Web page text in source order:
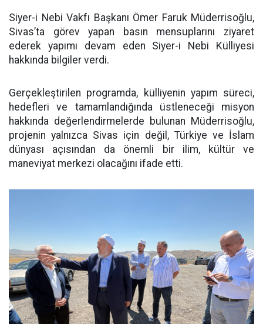
Siyer-i Nebi Vakfı Başkanı Ömer Faruk Müderrisoğlu,
Sivas’ta görev yapan basın mensuplarını ziyaret
ederek yapımı devam eden Siyer-i Nebi Külliyesi
hakkında bilgiler verdi.
Gerçekleştirilen programda, külliyenin yapım süreci,
hedefleri ve tamamlandığında üstleneceği misyon
hakkında değerlendirmelerde bulunan Müderrisoğlu,
projenin yalnızca Sivas için değil, Türkiye ve İslam
dünyası açısından da önemli bir ilim, kültür ve
maneviyat merkezi olacağını ifade etti.